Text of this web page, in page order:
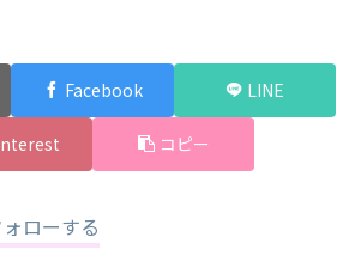
Facebook LINE
コピー
ローする